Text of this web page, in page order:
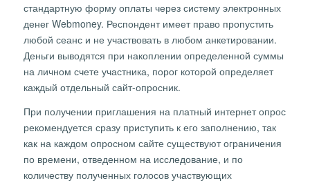
стандартную форму оплаты через систему электронных
денег Webmoney. Респондент имеет право пропустить
любой сеанс и не участвовать в любом анкетировании.
Деньги выводятся при накоплении определенной суммы
на личном счете участника, порог которой определяет
каждый отдельный сайт-опросник.
При получении приглашения на платный интернет опрос
рекомендуется сразу приступить к его заполнению, так
как на каждом опросном сайте существуют ограничения
по времени, отведенном на исследование, и по
количеству полученных голосов участвующих